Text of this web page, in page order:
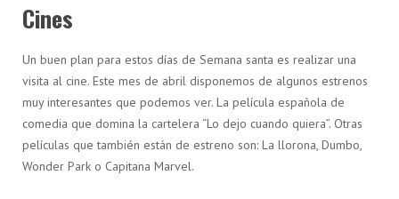
Cines
Un buen plan para estos días de Semana santa es realizar una
visita al cine. Este mes de abril disponemos de algunos estrenos
muy interesantes que podemos ver. La película española de
comedia que domina la cartelera “Lo dejo cuando quiera”. Otras
películas que también están de estreno son: La llorona, Dumbo,
Wonder Park o Capitana Marvel.